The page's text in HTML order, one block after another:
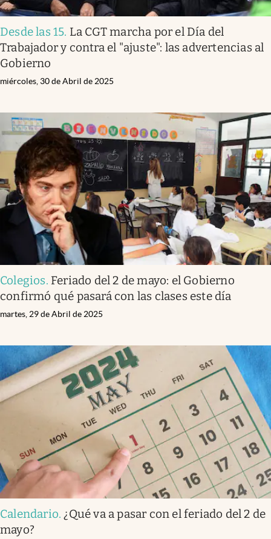
Desde las 15. La CGT marcha por el Día del
Trabajador y contra el "ajuste": las advertencias al
Gobierno
miércoles, 30 de Abril de 2025
Colegios. Feriado del 2 de mayo: el Gobierno
confirmó qué pasará con las clases este día
martes, 29 de Abril de 2025
Calendario. ¿Qué va a pasar con el feriado del 2 de
mayo?